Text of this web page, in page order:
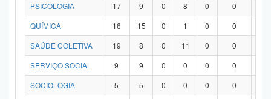
PSICOLOGIA 17 9 0 8 0 0
QUÍMICA
16 15 0 1 0 0
SAÚDE COLETIVA
19 8 0 11 0 0
SERVIÇO SOCIAL
9 9 0 0 0 0
SOCIOLOGIA
5 5 0 0 0 0